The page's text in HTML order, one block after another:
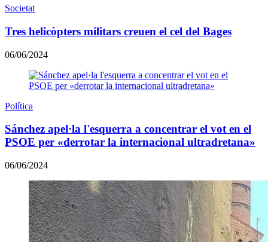
Societat
Tres helicòpters militars creuen el cel del Bages
06/06/2024
Política
Sánchez apel·la l'esquerra a concentrar el vot en el
PSOE per «derrotar la internacional ultradretana»
06/06/2024